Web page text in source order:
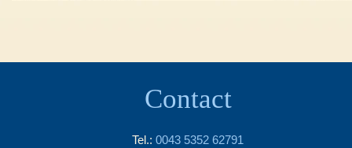
Contact
Tel.: 0043 5352 62791